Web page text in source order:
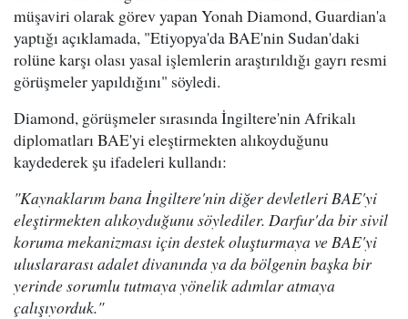
müşaviri olarak görev yapan Yonah Diamond, Guardian'a
yaptığı açıklamada, "Etiyopya'da BAE'nin Sudan'daki
rolüne karşı olası yasal işlemlerin araştırıldığı gayrı resmi
görüşmeler yapıldığını" söyledi.
Diamond, görüşmeler sırasında İngiltere'nin Afrikalı
diplomatları BAE'yi eleştirmekten alıkoyduğunu
kaydederek şu ifadeleri kullandı:
"Kaynaklarım bana İngiltere'nin diğer devletleri BAE'yi
eleştirmekten alıkoyduğunu söylediler. Darfur'da bir sivil
koruma mekanizması için destek oluşturmaya ve BAE'yi
uluslararası adalet divanında ya da bölgenin başka bir
yerinde sorumlu tutmaya yönelik adımlar atmaya
çalışıyorduk."